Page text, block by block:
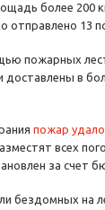
более 200
отправлено 13
пожарных
доставлены в
пожар
всех
за счет
бездомных на